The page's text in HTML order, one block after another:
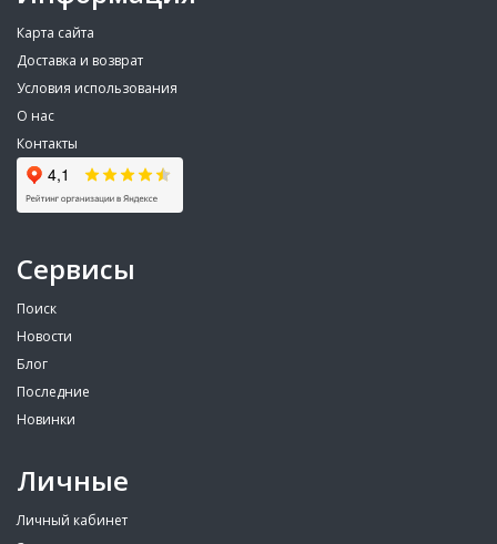
Карта сайта
Доставка и возврат
Условия использования
О нас
Контакты
Сервисы
Поиск
Новости
Блог
Последние
Новинки
Личные
Личный кабинет